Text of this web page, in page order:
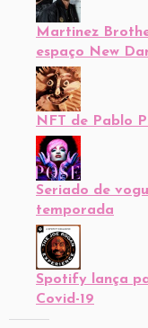
Martinez
espaço New
NFT de Pablo
Seriado de
temporada
Spotify lança
Covid-19